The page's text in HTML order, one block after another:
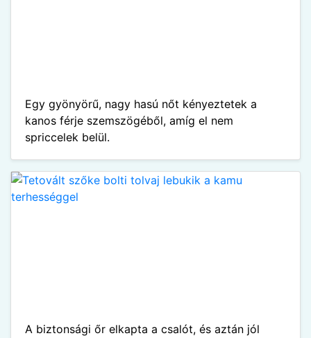
Egy gyönyörű, nagy hasú nőt kényeztetek a
kanos férje szemszögéből, amíg el nem
spriccelek belül.
A biztonsági őr elkapta a csalót, és aztán jól